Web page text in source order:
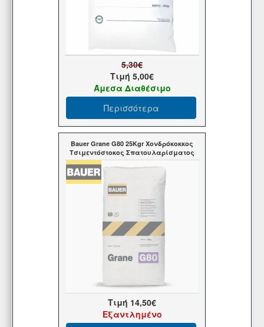
5,30€
Τιμή 5,00€
Άμεσα Διαθέσιμο
Περισσότερα
Bauer Grane G80 25Kgr Χονδρόκοκκος
Τσιμεντόστοκος Σπατουλαρίσματος
Τιμή 14,50€
Εξαντλημένο